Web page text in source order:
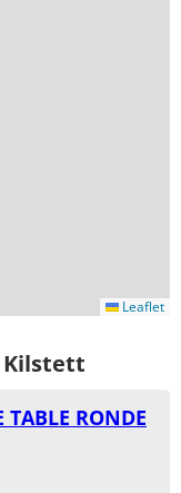
Leaflet
Kilstett
TABLE RONDE